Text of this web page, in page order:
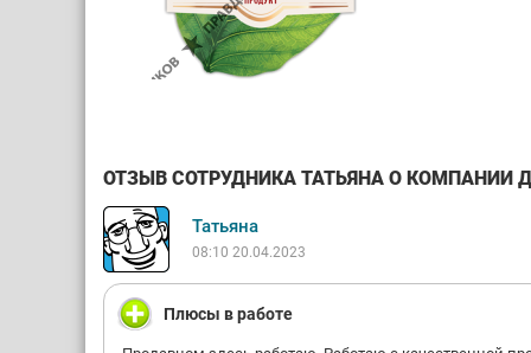
ОТЗЫВ СОТРУДНИКА ТАТЬЯНА О КОМПАНИИ
Татьяна
08:10 20.04.2023
Плюсы в работе